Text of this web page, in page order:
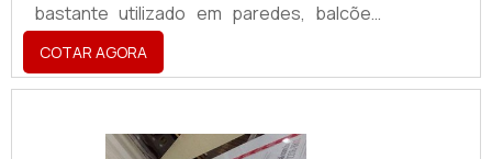
bastante utilizado em paredes, balcões,
vitrines, veículos, dentre outros. O vinil, que
é a película adesiva mais utilizada, foi
desenvolvido para serviços em
automotivas, dentre outras. Utilizando o
COTAR AGORA